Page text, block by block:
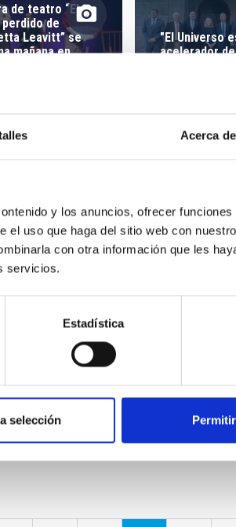
Acerca
y los anuncios, ofrecer
uso que haga del sitio web con
con otra información que les
servicios.
Estadística
selección
de teatro “El
de
Leavitt” se
mañana en
"El Universo
acelerador de
de teatro “El
de
partículas"
de teatro “El
mañana en